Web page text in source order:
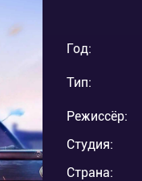
Год:
Тип:
Режиссёр:
Студия:
Страна: